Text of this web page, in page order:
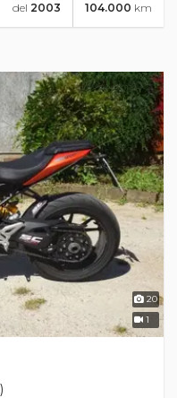
104.000 km
del 2003
20
1